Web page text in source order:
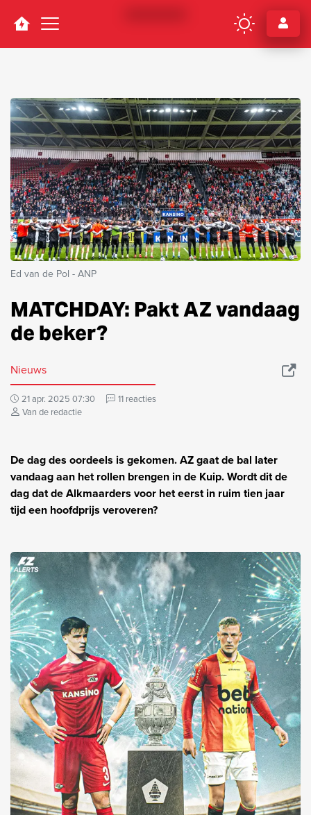
Navigation
Ed van de Pol - ANP
MATCHDAY: Pakt AZ vandaag
de beker?
Nieuws
21 apr. 2025 07:30
11 reacties
Van de redactie
De dag des oordeels is gekomen. AZ gaat de bal later
vandaag aan het rollen brengen in de Kuip. Wordt dit de
dag dat de Alkmaarders voor het eerst in ruim tien jaar
tijd een hoofdprijs veroveren?